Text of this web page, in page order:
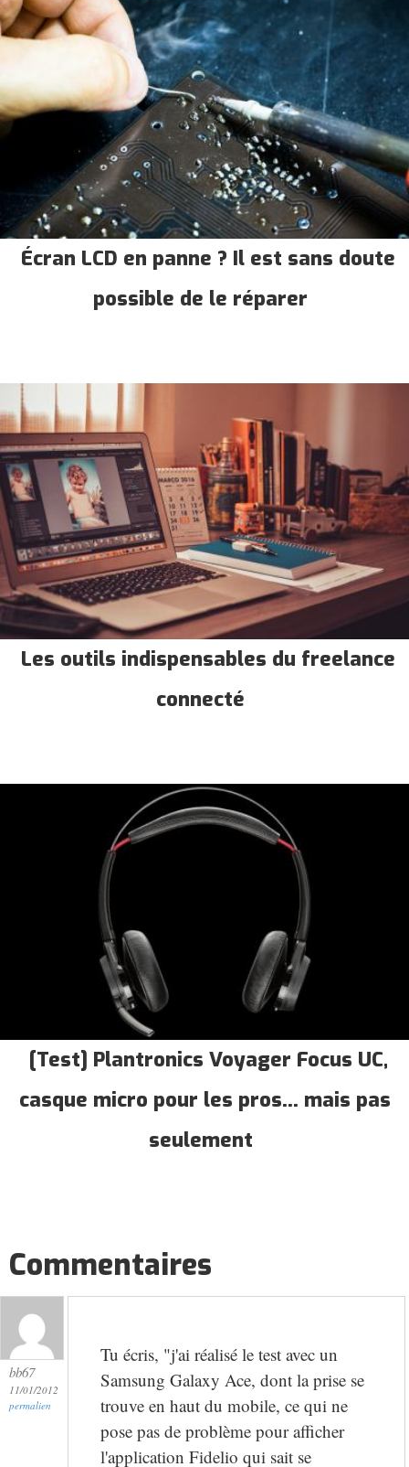
Écran LCD en panne ? Il est sans doute
possible de le réparer
Les outils indispensables du freelance
connecté
[Test] Plantronics Voyager Focus UC,
casque micro pour les pros... mais pas
seulement
Commentaires
bb67
11/01/2012
permalien
Tu écris, "j'ai réalisé le test avec un
Samsung Galaxy Ace, dont la prise se
trouve en haut du mobile, ce qui ne
pose pas de problème pour afficher
l'application Fidelio qui sait se